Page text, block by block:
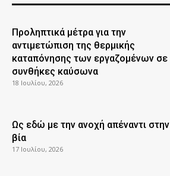
Προληπτικά μέτρα για την
αντιμετώπιση της θερμικής
καταπόνησης των εργαζομένων σε
συνθήκες καύσωνα
18 Ιουλίου, 2026
Ως εδώ με την ανοχή απέναντι στην
βία
17 Ιουλίου, 2026